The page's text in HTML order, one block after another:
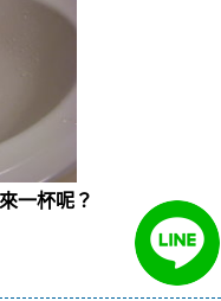
一杯呢？
忽冷忽熱 水壓過小